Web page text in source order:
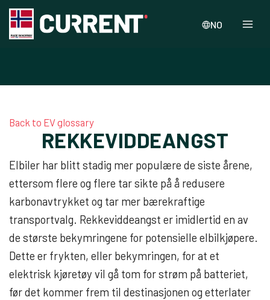
NO
Back to EV glossary
REKKEVIDDEANGST
Elbiler har blitt stadig mer populære de siste årene,
ettersom flere og flere tar sikte på å redusere
karbonavtrykket og tar mer bærekraftige
transportvalg. Rekkeviddeangst er imidlertid en av
de største bekymringene for potensielle elbilkjøpere.
Dette er frykten, eller bekymringen, for at et
elektrisk kjøretøy vil gå tom for strøm på batteriet,
før det kommer frem til destinasjonen og etterlater